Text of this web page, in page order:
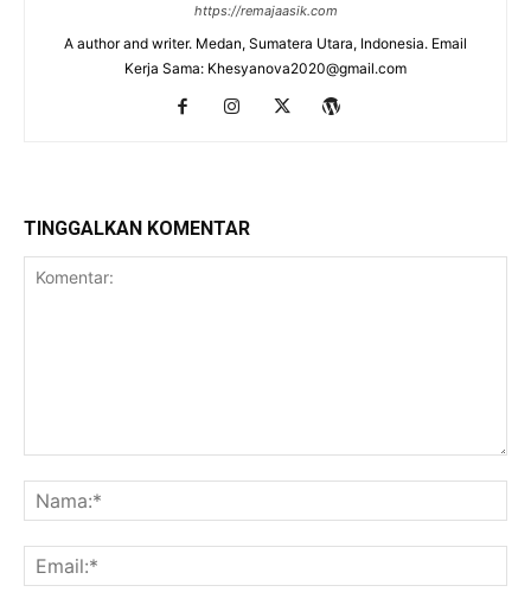
https://remajaasik.com
A author and writer. Medan, Sumatera Utara, Indonesia. Email
Kerja Sama: Khesyanova2020@gmail.com
TINGGALKAN KOMENTAR